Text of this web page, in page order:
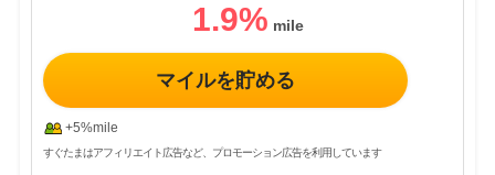
1.9%
マイルを貯める
+5%mile
すぐたまはアフィリエイト広告など、プロモーション広告を利用しています